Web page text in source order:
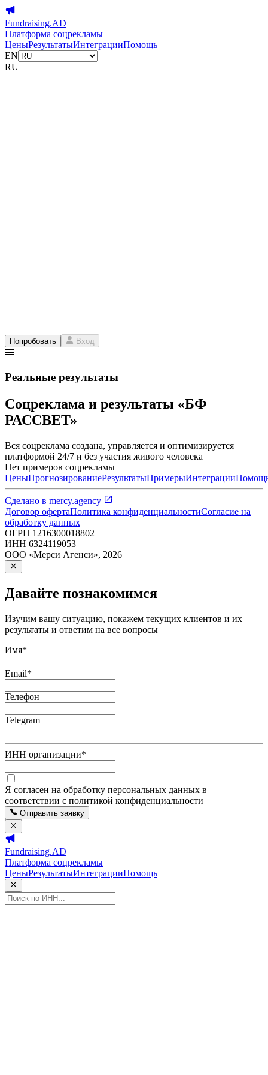
Fundraising.AD
Платформа соцрекламы
ЦеныРезультатыИнтеграцииПомощь
EN
RU
Попробовать Вход
Реальные результаты
Соцреклама и результаты «БФ
РАССВЕТ»
Вся соцреклама создана, управляется и оптимизируется
платформой 24/7 и без участия живого человека
Нет примеров соцрекламы
ЦеныПрогнозированиеРезультатыПримерыИнтеграции
Сделано в mercy.agency
Договор офертаПолитика конфиденциальностиСогласие на
обработку данных
ОГРН 1216300018802
ИНН 6324119053
ООО «Мерси Агенси», 2026
Давайте познакомимся
Изучим вашу ситуацию, покажем текущих клиентов и их
результаты и ответим на все вопросы
Имя*
Email*
Телефон
Telegram
ИНН организации*
Я согласен на обработку персональных данных в
соответствии с политикой конфиденциальности
Отправить заявку
Fundraising.AD
Платформа соцрекламы
ЦеныРезультатыИнтеграцииПомощь